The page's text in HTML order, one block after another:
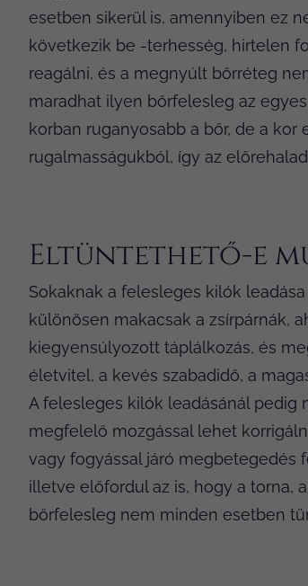
esetben sikerül is, amennyiben ez
következik be -terhesség, hirtelen
reagálni, és a megnyúlt bőrréteg
maradhat ilyen bőrfelesleg az
korban ruganyosabb a bőr, de a kor
rugalmasságukból, így az
Eltüntethető-e
Sokaknak a felesleges kilók
különösen makacsak a zsírpárnák,
kiegyensúlyozott táplálkozás, és
életvitel, a kevés szabadidő, a
A felesleges kilók leadásánál pedig
megfelelő mozgással lehet
vagy fogyással járó megbetegedés
illetve előfordul az is, hogy a torna,
bőrfelesleg nem minden esetben